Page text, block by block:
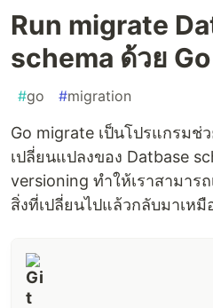
Run migrate
schema ด้วย
#go #migration
Go migrate เป็นโปรแกรมช่
เปลี่ยนแปลงของ Datbase
versioning ทำให้เราสามาร
สิ่งที่เปลี่ยนไปแล้วกลับมาเห